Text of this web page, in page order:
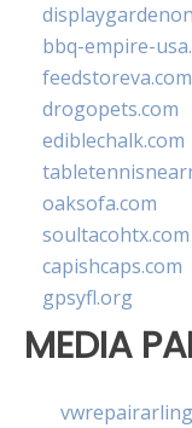
bbq-empire-
feedstoreva.com
drogopets.com
ediblechalk.com
oaksofa.com
soultacohtx.com
capishcaps.com
gpsyfl.org
MEDIA